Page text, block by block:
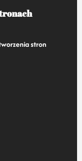
stron